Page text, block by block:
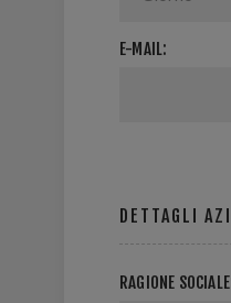
E-MAIL:
DETTAGLI
RAGIONE